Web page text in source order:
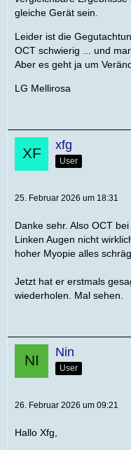
gleiche Gerät sein.
Leider ist die
OCT schwierig ... und
Aber es geht ja um
LG Mellirosa
xfg
User
25. Februar 2026 um 18:31
Danke sehr. Also OCT
Linken Augen nicht
hoher Myopie alles schräg.
Jetzt hat er erstmals
wiederholen. Mal sehen.
Nin
User
26. Februar 2026 um 09:21
Hallo Xfg,